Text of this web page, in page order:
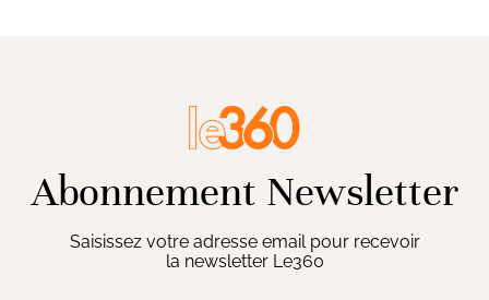
Abonnement Newsletter
Saisissez votre adresse email pour recevoir
la newsletter Le360